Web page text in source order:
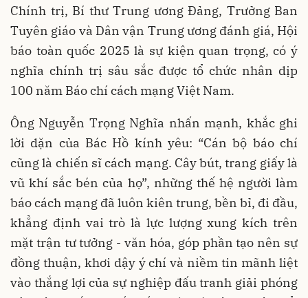
Chính trị, Bí thư Trung ương Đảng, Trưởng Ban
Tuyên giáo và Dân vận Trung ương đánh giá, Hội
báo toàn quốc 2025 là sự kiện quan trọng, có ý
nghĩa chính trị sâu sắc được tổ chức nhân dịp
100 năm Báo chí cách mạng Việt Nam.
Ông Nguyễn Trọng Nghĩa nhấn mạnh, khắc ghi
lời dặn của Bác Hồ kính yêu: “Cán bộ báo chí
cũng là chiến sĩ cách mạng. Cây bút, trang giấy là
vũ khí sắc bén của họ”, những thế hệ người làm
báo cách mạng đã luôn kiên trung, bền bỉ, đi đầu,
khẳng định vai trò là lực lượng xung kích trên
mặt trận tư tưởng - văn hóa, góp phần tạo nên sự
đồng thuận, khơi dậy ý chí và niềm tin mãnh liệt
vào thắng lợi của sự nghiệp đấu tranh giải phóng